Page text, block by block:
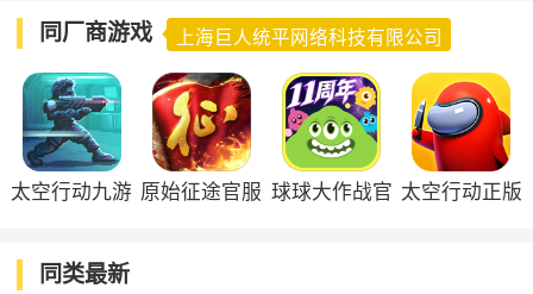
同厂商游戏 上海巨人统平网络科技有限公司
太空行动九游 原始征途官服 球球大作战官 太空行动正版
同类最新